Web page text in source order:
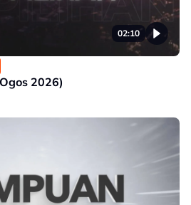
02:10
2026)